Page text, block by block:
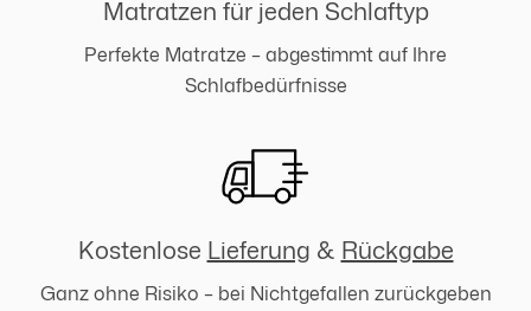
Matratzen für jeden Schlaftyp
Perfekte Matratze – abgestimmt auf Ihre
Schlafbedürfnisse
Kostenlose Lieferung & Rückgabe
Ganz ohne Risiko – bei Nichtgefallen zurückgeben